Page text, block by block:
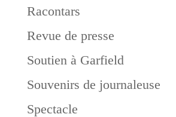
Racontars
Revue de presse
Soutien à Garfield
Souvenirs de journaleuse
Spectacle